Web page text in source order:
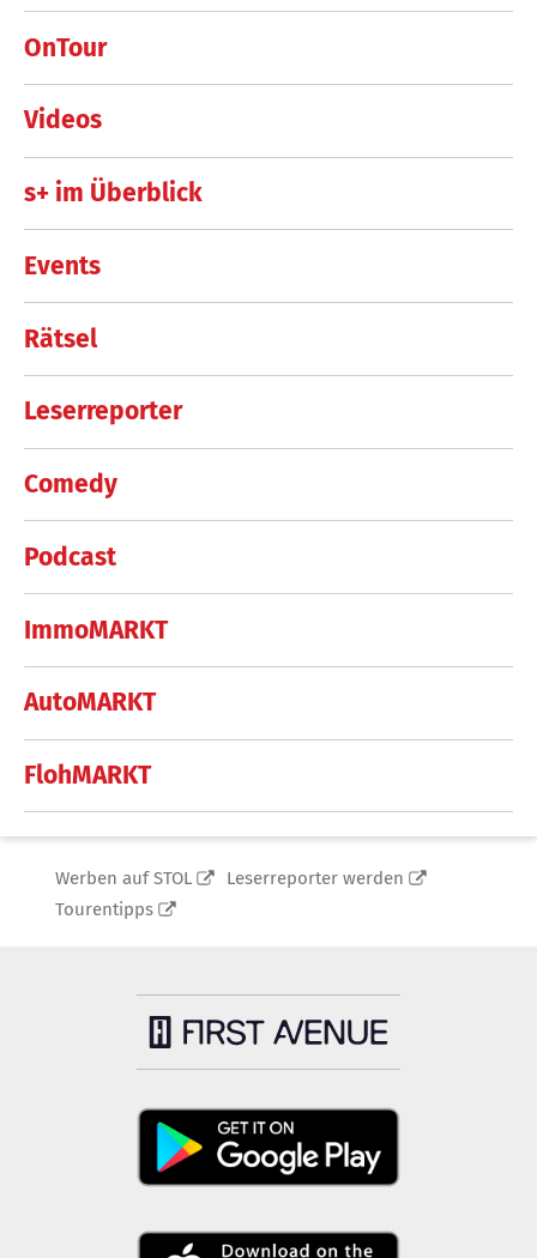
OnTour
Videos
s+ im Überblick
Events
Rätsel
Leserreporter
Comedy
Podcast
ImmoMARKT
AutoMARKT
FlohMARKT
Werben auf STOL
Leserreporter werden
Tourentipps